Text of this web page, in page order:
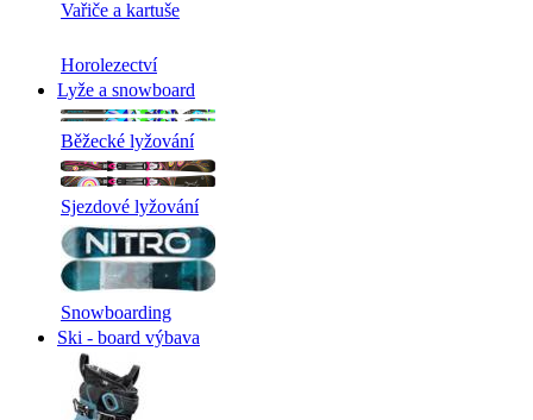
Vařiče a kartuše
Horolezectví
Lyže a snowboard
Běžecké lyžování
Sjezdové lyžování
Snowboarding
Ski - board výbava